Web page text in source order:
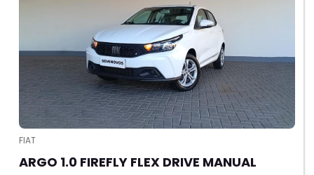
FIAT
ARGO 1.0 FIREFLY FLEX DRIVE MANUAL